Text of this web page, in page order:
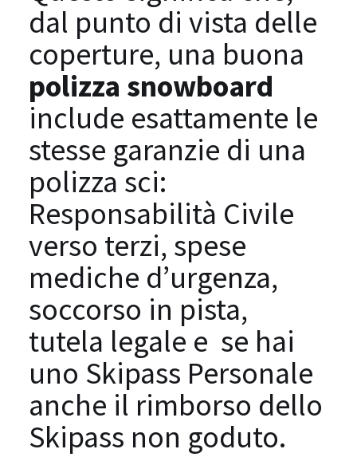
dal punto di vista delle
coperture, una buona
polizza snowboard
include esattamente le
stesse garanzie di una
polizza sci:
Responsabilità Civile
verso terzi, spese
mediche d’urgenza,
soccorso in pista,
tutela legale e se hai
uno Skipass Personale
anche il rimborso dello
Skipass non goduto.